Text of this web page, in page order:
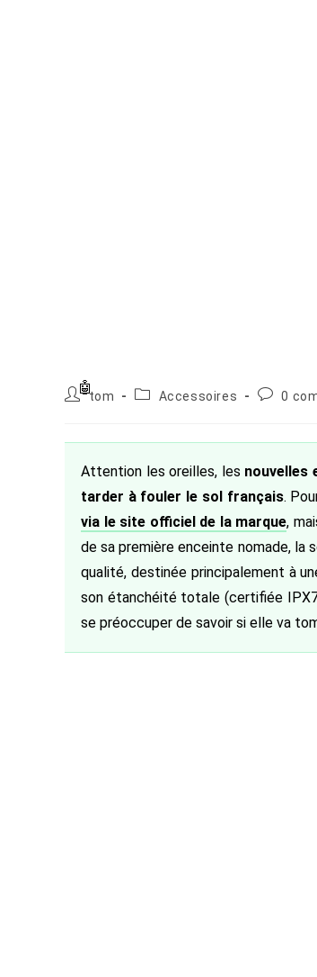
Auteur/autrice
publication :
tom
PostAccessoires 0
Attention les oreilles, les nouvelles
tarder à fouler le sol français.
via le site officiel de la marque,
de sa première enceinte nomade, la
qualité, destinée principalement à
son étanchéité totale (certifiée
se préoccuper de savoir si elle va